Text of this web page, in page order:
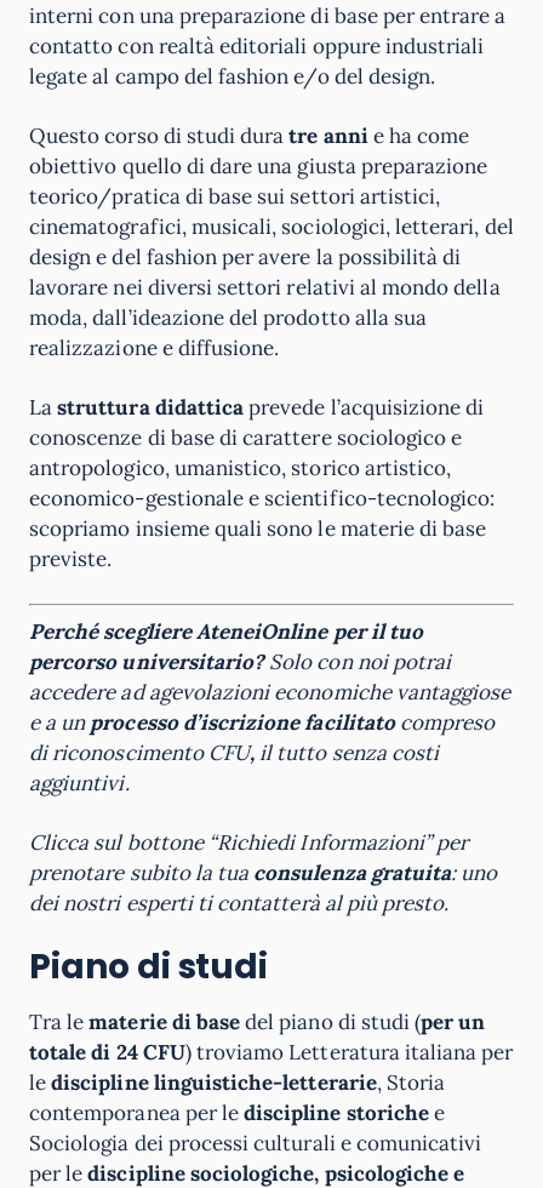
interni con una preparazione di base per entrare a
contatto con realtà editoriali oppure industriali
legate al campo del fashion e/o del design.
Questo corso di studi duratre annie ha come
obiettivo quello di dare una giusta preparazione
teorico/pratica di base sui settori artistici,
cinematografici, musicali, sociologici, letterari, del
design e del fashion per avere la possibilità di
lavorare nei diversi settori relativi al mondo della
moda, dall’ideazione del prodotto alla sua
realizzazione e diffusione.
Lastruttura didatticaprevede l’acquisizione di
conoscenze di base di carattere sociologico e
antropologico, umanistico, storico artistico,
economico-gestionale e scientifico-tecnologico:
scopriamo insieme quali sono le materie di base
previste.
Perché scegliere AteneiOnline per il tuo
percorso universitario?Solo con noi potrai
accedere ad agevolazioni economiche vantaggiose
e a unprocesso d’iscrizione facilitatocompreso
di riconoscimento CFU, il tutto senza costi
aggiuntivi.
Clicca sul bottone “Richiedi Informazioni” per
prenotare subito la tua consulenza gratuita: uno
dei nostri esperti ti contatterà al più presto.
Piano di studi
Tra lematerie di basedel piano di studi (per un
totale di 24 CFU) troviamo Letteratura italiana per
lediscipline linguistiche-letterarie, Storia
contemporanea per lediscipline storichee
Sociologia dei processi culturali e comunicativi
per lediscipline sociologiche, psicologiche e